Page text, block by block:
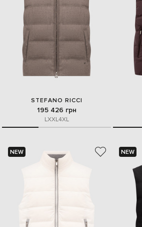
STEFANO RICCI
195 426 грн
LXXL4XL
NEW NEW